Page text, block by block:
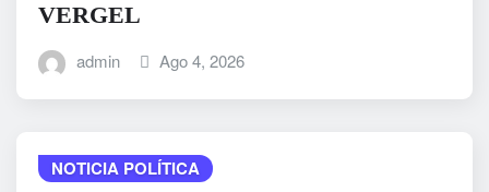
VERGEL
admin Ago 4, 2026
NOTICIA POLÍTICA